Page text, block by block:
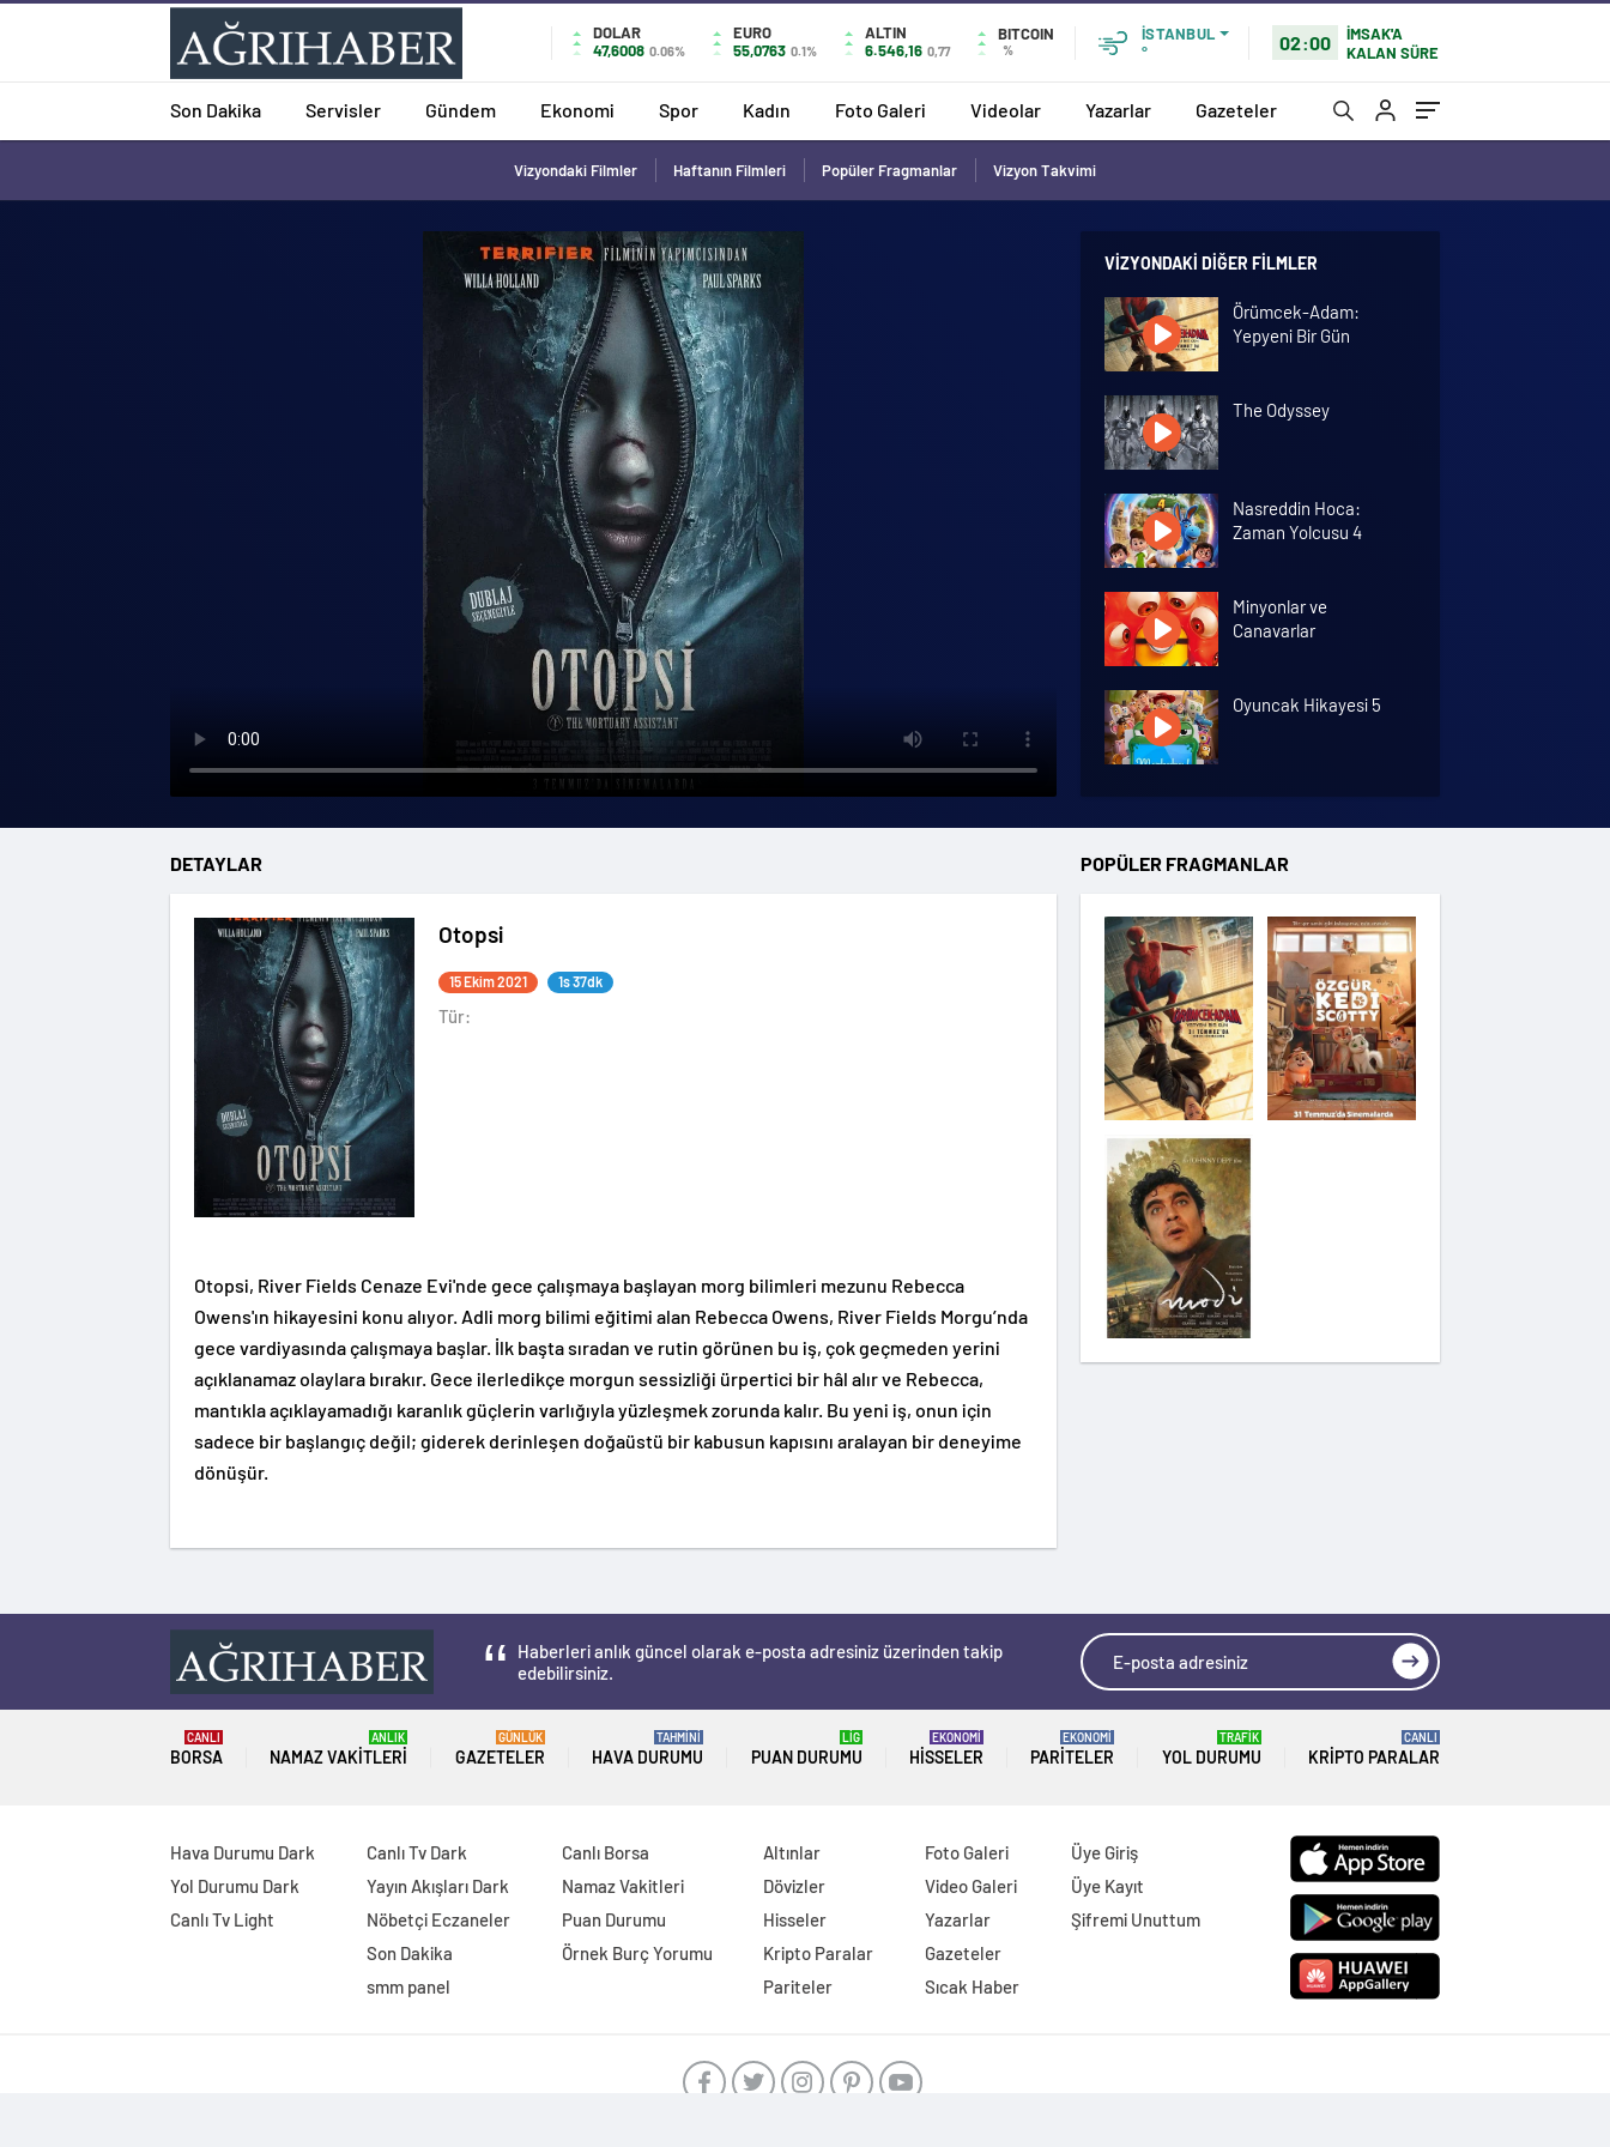
DOLAR
47,6008 0.06%
EURO
55,0763 0.1%
ALTIN
6.546,16 0,77
BITCOIN
%
İSTANBUL
°
02:00
İMSAK'A
KALAN SÜRE
Son Dakika Servisler Gündem Ekonomi Spor Kadın Foto Galeri Videolar Yazarlar Gazeteler
Vizyondaki Filmler Haftanın Filmleri Popüler Fragmanlar Vizyon Takvimi
VIZYONDAKI DIĞER FILMLER
Örümcek-Adam:
Yepyeni Bir Gün
The Odyssey
Nasreddin Hoca:
Zaman Yolcusu 4
Minyonlar ve
Canavarlar
Oyuncak Hikayesi 5
Hannas 3
Saplantı
Modi: Deliliğin
Kanadında Üç Gün
Pinokyo: Kanlı Masal
DETAYLAR
Otopsi
15 Ekim 2021 1s 37dk
Tür:
Otopsi, River Fields Cenaze Evi'nde gece çalışmaya başlayan morg bilimleri mezunu Rebecca
Owens'ın hikayesini konu alıyor. Adli morg bilimi eğitimi alan Rebecca Owens, River Fields Morgu’nda
gece vardiyasında çalışmaya başlar. İlk başta sıradan ve rutin görünen bu iş, çok geçmeden yerini
açıklanamaz olaylara bırakır. Gece ilerledikçe morgun sessizliği ürpertici bir hâl alır ve Rebecca,
mantıkla açıklayamadığı karanlık güçlerin varlığıyla yüzleşmek zorunda kalır. Bu yeni iş, onun için
sadece bir başlangıç değil; giderek derinleşen doğaüstü bir kabusun kapısını aralayan bir deneyime
dönüşür.
POPÜLER FRAGMANLAR
Haberleri anlık güncel olarak e-posta adresiniz üzerinden takip
edebilirsiniz.
BORSA
CANLI
NAMAZ VAKITLERI
ANLIK
GAZETELER
GÜNLÜK
HAVA DURUMU
TAHMİNİ
PUAN DURUMU
LİG
HISSELER
EKONOMİ
PARITELER
EKONOMİ
YOL DURUMU
TRAFİK
KRIPTO PARALAR
CANLI
Hava Durumu Dark
Yol Durumu Dark
Canlı Tv Light
Canlı Tv Dark
Yayın Akışları Dark
Nöbetçi Eczaneler
Son Dakika
smm panel
Canlı Borsa
Namaz Vakitleri
Puan Durumu
Örnek Burç Yorumu
Altınlar
Dövizler
Hisseler
Kripto Paralar
Pariteler
Foto Galeri
Video Galeri
Yazarlar
Gazeteler
Sıcak Haber
Üye Giriş
Üye Kayıt
Şifremi Unuttum